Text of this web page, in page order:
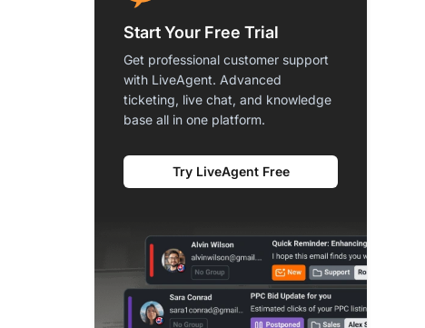
Start Your Free Trial
Get professional customer support
with LiveAgent. Advanced
ticketing, live chat, and knowledge
base all in one platform.
Try LiveAgent Free